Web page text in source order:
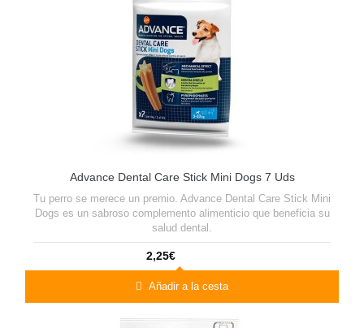
Advance Dental Care Stick Mini Dogs 7 Uds
Tu perro se merece un premio. Advance Dental Care Stick Mini
Dogs es un sabroso complemento alimenticio que beneficia su
salud dental.
2,25€
Añadir a la cesta